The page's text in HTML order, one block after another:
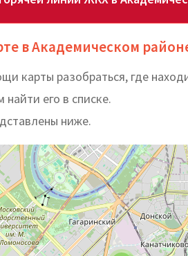
в Академическом
карты разобраться, где
его в списке.
ниже.